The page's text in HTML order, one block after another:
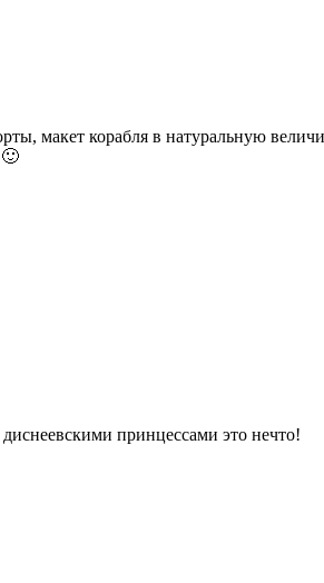
макет корабля в натуральную
принцессами это нечто!